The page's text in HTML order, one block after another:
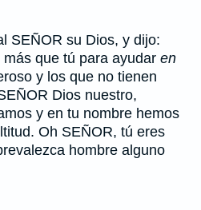
SEÑOR su Dios, y dijo:
que tú para ayudar en
y los que no tienen
Dios nuestro,
y en tu nombre hemos
Oh SEÑOR, tú eres
hombre alguno